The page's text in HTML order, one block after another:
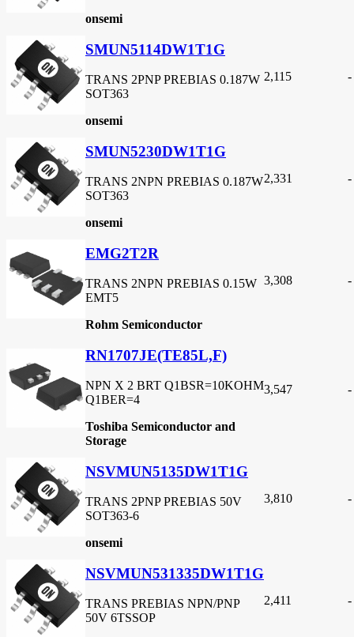
onsemi
SMUN5114DW1T1G
TRANS 2PNP PREBIAS 0.187W
SOT363
onsemi
2,115 -
SMUN5230DW1T1G
TRANS 2NPN PREBIAS 0.187W
SOT363
onsemi
2,331 -
EMG2T2R
TRANS 2NPN PREBIAS 0.15W
EMT5
Rohm Semiconductor
3,308 -
RN1707JE(TE85L,F)
NPN X 2 BRT Q1BSR=10KOHM
Q1BER=4
Toshiba Semiconductor and
Storage
3,547 -
NSVMUN5135DW1T1G
TRANS 2PNP PREBIAS 50V
SOT363-6
onsemi
3,810 -
NSVMUN531335DW1T1G
TRANS PREBIAS NPN/PNP
50V 6TSSOP
2,411 -